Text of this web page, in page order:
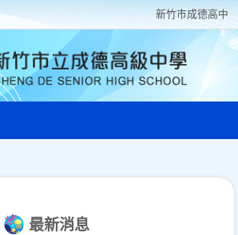
新竹巿成德高中
最新消息